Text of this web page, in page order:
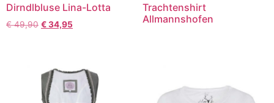
Dirndlbluse Lina-Lotta
€49,90 €34,95
Trachtenshirt
Allmannshofen